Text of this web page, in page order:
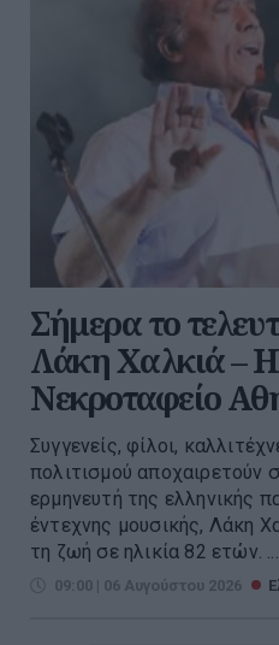
Σήμερα το
Λάκη Χαλκιά – Η
Νεκροταφείο
Συγγενείς, φίλοι,
πολιτισμού αποχαιρετούν
ερμηνευτή της ελληνικής
έντεχνης μουσικής, Λάκη
τη ζωή σε ηλικία 82 ετών. ...
09:00 | 06 Αυγούστου 2026